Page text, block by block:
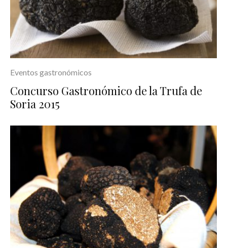
Eventos gastronómicos
Concurso Gastronómico de la Trufa de
Soria 2015